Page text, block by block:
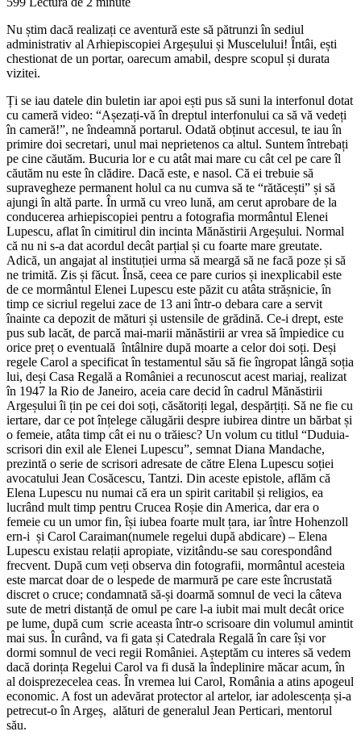
Nu știm dacă realizați ce aventură este să pătrunzi în sediul
administrativ al Arhiepiscopiei Argeșului și Muscelului! Întâi, ești
chestionat de un portar, oarecum amabil, despre scopul și durata
vizitei.
Ți se iau datele din buletin iar apoi ești pus să suni la interfonul dotat
cu cameră video: “Așezați-vă în dreptul interfonului ca să vă vedeți
în cameră!”, ne îndeamnă portarul. Odată obținut accesul, te iau în
primire doi secretari, unul mai neprietenos ca altul. Suntem întrebați
pe cine căutăm. Bucuria lor e cu atât mai mare cu cât cel pe care îl
căutăm nu este în clădire. Dacă este, e nasol. Că ei trebuie să
supravegheze permanent holul ca nu cumva să te “rătăcești” și să
ajungi în altă parte. În urmă cu vreo lună, am cerut aprobare de la
conducerea arhiepiscopiei pentru a fotografia mormântul Elenei
Lupescu, aflat în cimitirul din incinta Mănăstirii Argeșului. Normal
că nu ni s-a dat acordul decât parțial și cu foarte mare greutate.
Adică, un angajat al instituției urma să meargă să ne facă poze și să
ne trimită. Zis și făcut. Însă, ceea ce pare curios și inexplicabil este
de ce mormântul Elenei Lupescu este păzit cu atâta strășnicie, în
timp ce sicriul regelui zace de 13 ani într-o debara care a servit
înainte ca depozit de mături și ustensile de grădină. Ce-i drept, este
pus sub lacăt, de parcă mai-marii mănăstirii ar vrea să împiedice cu
orice preț o eventuală întâlnire după moarte a celor doi soți. Deși
regele Carol a specificat în testamentul său să fie îngropat lângă soția
lui, deși Casa Regală a României a recunoscut acest mariaj, realizat
în 1947 la Rio de Janeiro, aceia care decid în cadrul Mănăstirii
Argeșului îi țin pe cei doi soți, căsătoriți legal, despărțiți. Să ne fie cu
iertare, dar ce pot înțelege călugării despre iubirea dintre un bărbat și
o femeie, atâta timp cât ei nu o trăiesc? Un volum cu titlul “Duduia-
scrisori din exil ale Elenei Lupescu”, semnat Diana Mandache,
prezintă o serie de scrisori adresate de către Elena Lupescu soției
avocatului Jean Cosăcescu, Tantzi. Din aceste epistole, aflăm că
Elena Lupescu nu numai că era un spirit caritabil și religios, ea
lucrând mult timp pentru Crucea Roșie din America, dar era o
femeie cu un umor fin, își iubea foarte mult țara, iar între Hohenzoll
ern-i și Carol Caraiman(numele regelui după abdicare) – Elena
Lupescu existau relații apropiate, vizitându-se sau corespondând
frecvent. După cum veți observa din fotografii, mormântul acesteia
este marcat doar de o lespede de marmură pe care este încrustată
discret o cruce; condamnată să-și doarmă somnul de veci la câteva
sute de metri distanță de omul pe care l-a iubit mai mult decât orice
pe lume, după cum scrie aceasta într-o scrisoare din volumul amintit
mai sus. În curând, va fi gata și Catedrala Regală în care își vor
dormi somnul de veci regii României. Așteptăm cu interes să vedem
dacă dorința Regelui Carol va fi dusă la îndeplinire măcar acum, în
al doisprezecelea ceas. În vremea lui Carol, România a atins apogeul
economic. A fost un adevărat protector al artelor, iar adolescența și-a
petrecut-o în Argeș, alături de generalul Jean Perticari, mentorul
său.